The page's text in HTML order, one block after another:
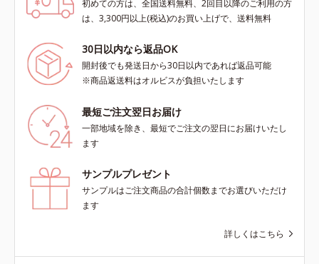
初めての方は、全国送料無料、2回目以降のご利用の方
は、3,300円以上(税込)のお買い上げで、送料無料
30日以内なら返品OK
開封後でも発送日から30日以内であれば返品可能
※商品返送料はオルビスが負担いたします
最短ご注文翌日お届け
一部地域を除き、最短でご注文の翌日にお届けいたし
ます
サンプルプレゼント
サンプルはご注文商品の合計個数までお選びいただけ
ます
詳しくはこちら